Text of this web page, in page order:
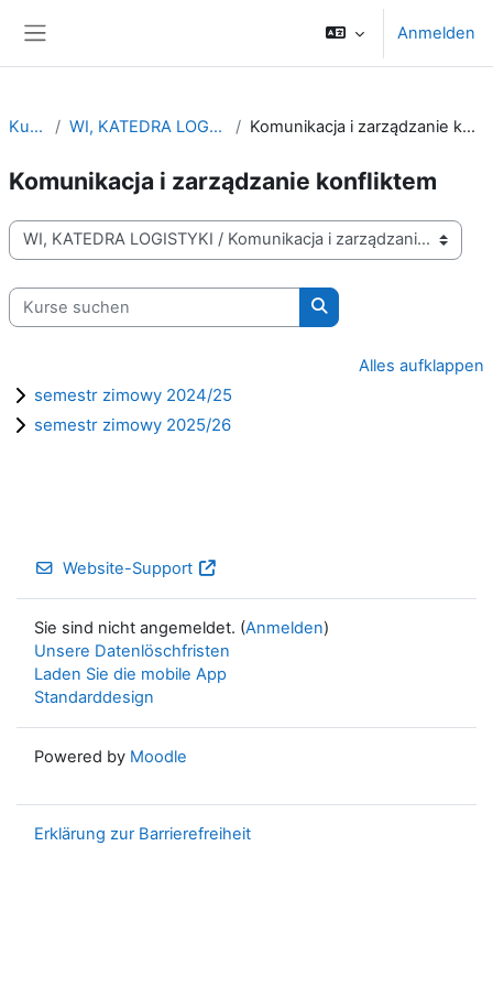
Anmelden
Kurse WI, KATEDRA LOGISTYKI Komunikacja i zarządzanie konfliktem
Komunikacja i zarządzanie konfliktem
Kursbereiche
Kurse suchen
Kurse suchen
Alles aufklappen
semestr zimowy 2024/25
semestr zimowy 2025/26
Website-Support
Sie sind nicht angemeldet. (Anmelden)
Unsere Datenlöschfristen
Laden Sie die mobile App
Standarddesign
Powered by Moodle
Erklärung zur Barrierefreiheit